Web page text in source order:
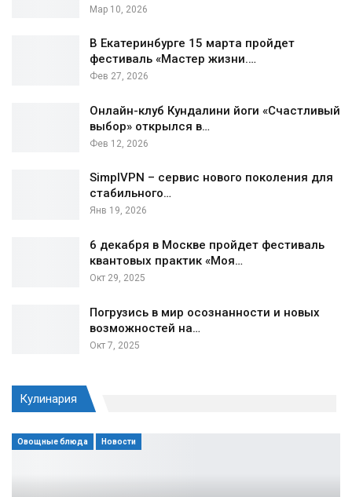
Мар 10, 2026
В Екатеринбурге 15 марта пройдет
фестиваль «Мастер жизни.…
Фев 27, 2026
Онлайн-клуб Кундалини йоги «Счастливый
выбор» открылся в…
Фев 12, 2026
SimplVPN – сервис нового поколения для
стабильного…
Янв 19, 2026
6 декабря в Москве пройдет фестиваль
квантовых практик «Моя…
Окт 29, 2025
Погрузись в мир осознанности и новых
возможностей на…
Окт 7, 2025
Кулинария
Овощные блюда Новости